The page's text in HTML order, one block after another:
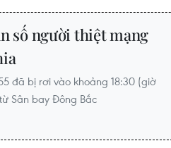
số người thiệt mạng
đã bị rơi vào khoảng 18:30 (giờ
Sân bay Đông Bắc